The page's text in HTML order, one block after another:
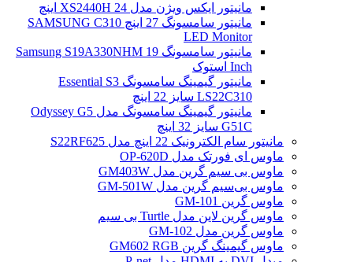
مانیتور ایکس ویژن مدل XS2440H 24 اینچ
مانیتور سامسونگ 27 اینچ SAMSUNG C310
LED Monitor
مانیتور سامسونگ Samsung S19A330NHM 19
Inch استوک
مانیتور گیمینگ سامسونگ Essential S3
LS22C310 سایز 22 اینچ
مانیتور گیمینگ سامسونگ مدل Odyssey G5
G51C سایز 32 اینچ
مانیتور سام الکترونیک 22 اینچ مدل S22RF625
ماوس ای فورتک مدل OP-620D
ماوس بی سیم گرین مدل GM403W
ماوس بی‌سیم گرین مدل GM-501W
ماوس گرین GM-101
ماوس گرین لاین مدل Turtle بی سیم
ماوس گرین مدل GM-102
ماوس گیمینگ گرین GM602 RGB